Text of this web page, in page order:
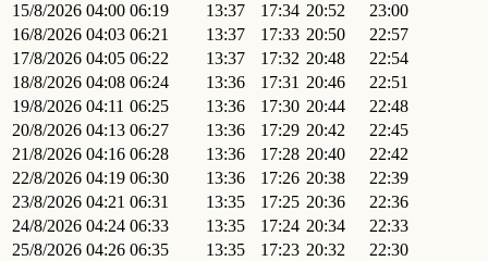
15/8/2026 04:00 06:19 13:37 17:34 20:52
23:00
16/8/2026 04:03 06:21 13:37 17:33 20:50
22:57
17/8/2026 04:05 06:22 13:37 17:32 20:48
22:54
18/8/2026 04:08 06:24 13:36 17:31 20:46
22:51
19/8/2026 04:11 06:25 13:36 17:30 20:44
22:48
20/8/2026 04:13 06:27 13:36 17:29 20:42
22:45
21/8/2026 04:16 06:28 13:36 17:28 20:40
22:42
22/8/2026 04:19 06:30 13:36 17:26 20:38
22:39
23/8/2026 04:21 06:31 13:35 17:25 20:36
22:36
24/8/2026 04:24 06:33 13:35 17:24 20:34
22:33
25/8/2026 04:26 06:35 13:35 17:23 20:32
22:30